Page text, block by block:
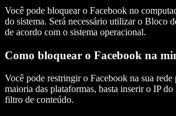
Você pode bloquear o Facebook no
do sistema. Será necessário utilizar o Bloco
de acordo com o sistema operacional.
Como bloquear o Facebook na
Você pode restringir o Facebook na sua
maioria das plataformas, basta inserir o IP do
filtro de conteúdo.